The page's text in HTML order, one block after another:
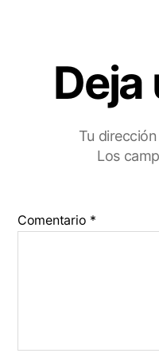
Deja
Tu
Los
Comentario *